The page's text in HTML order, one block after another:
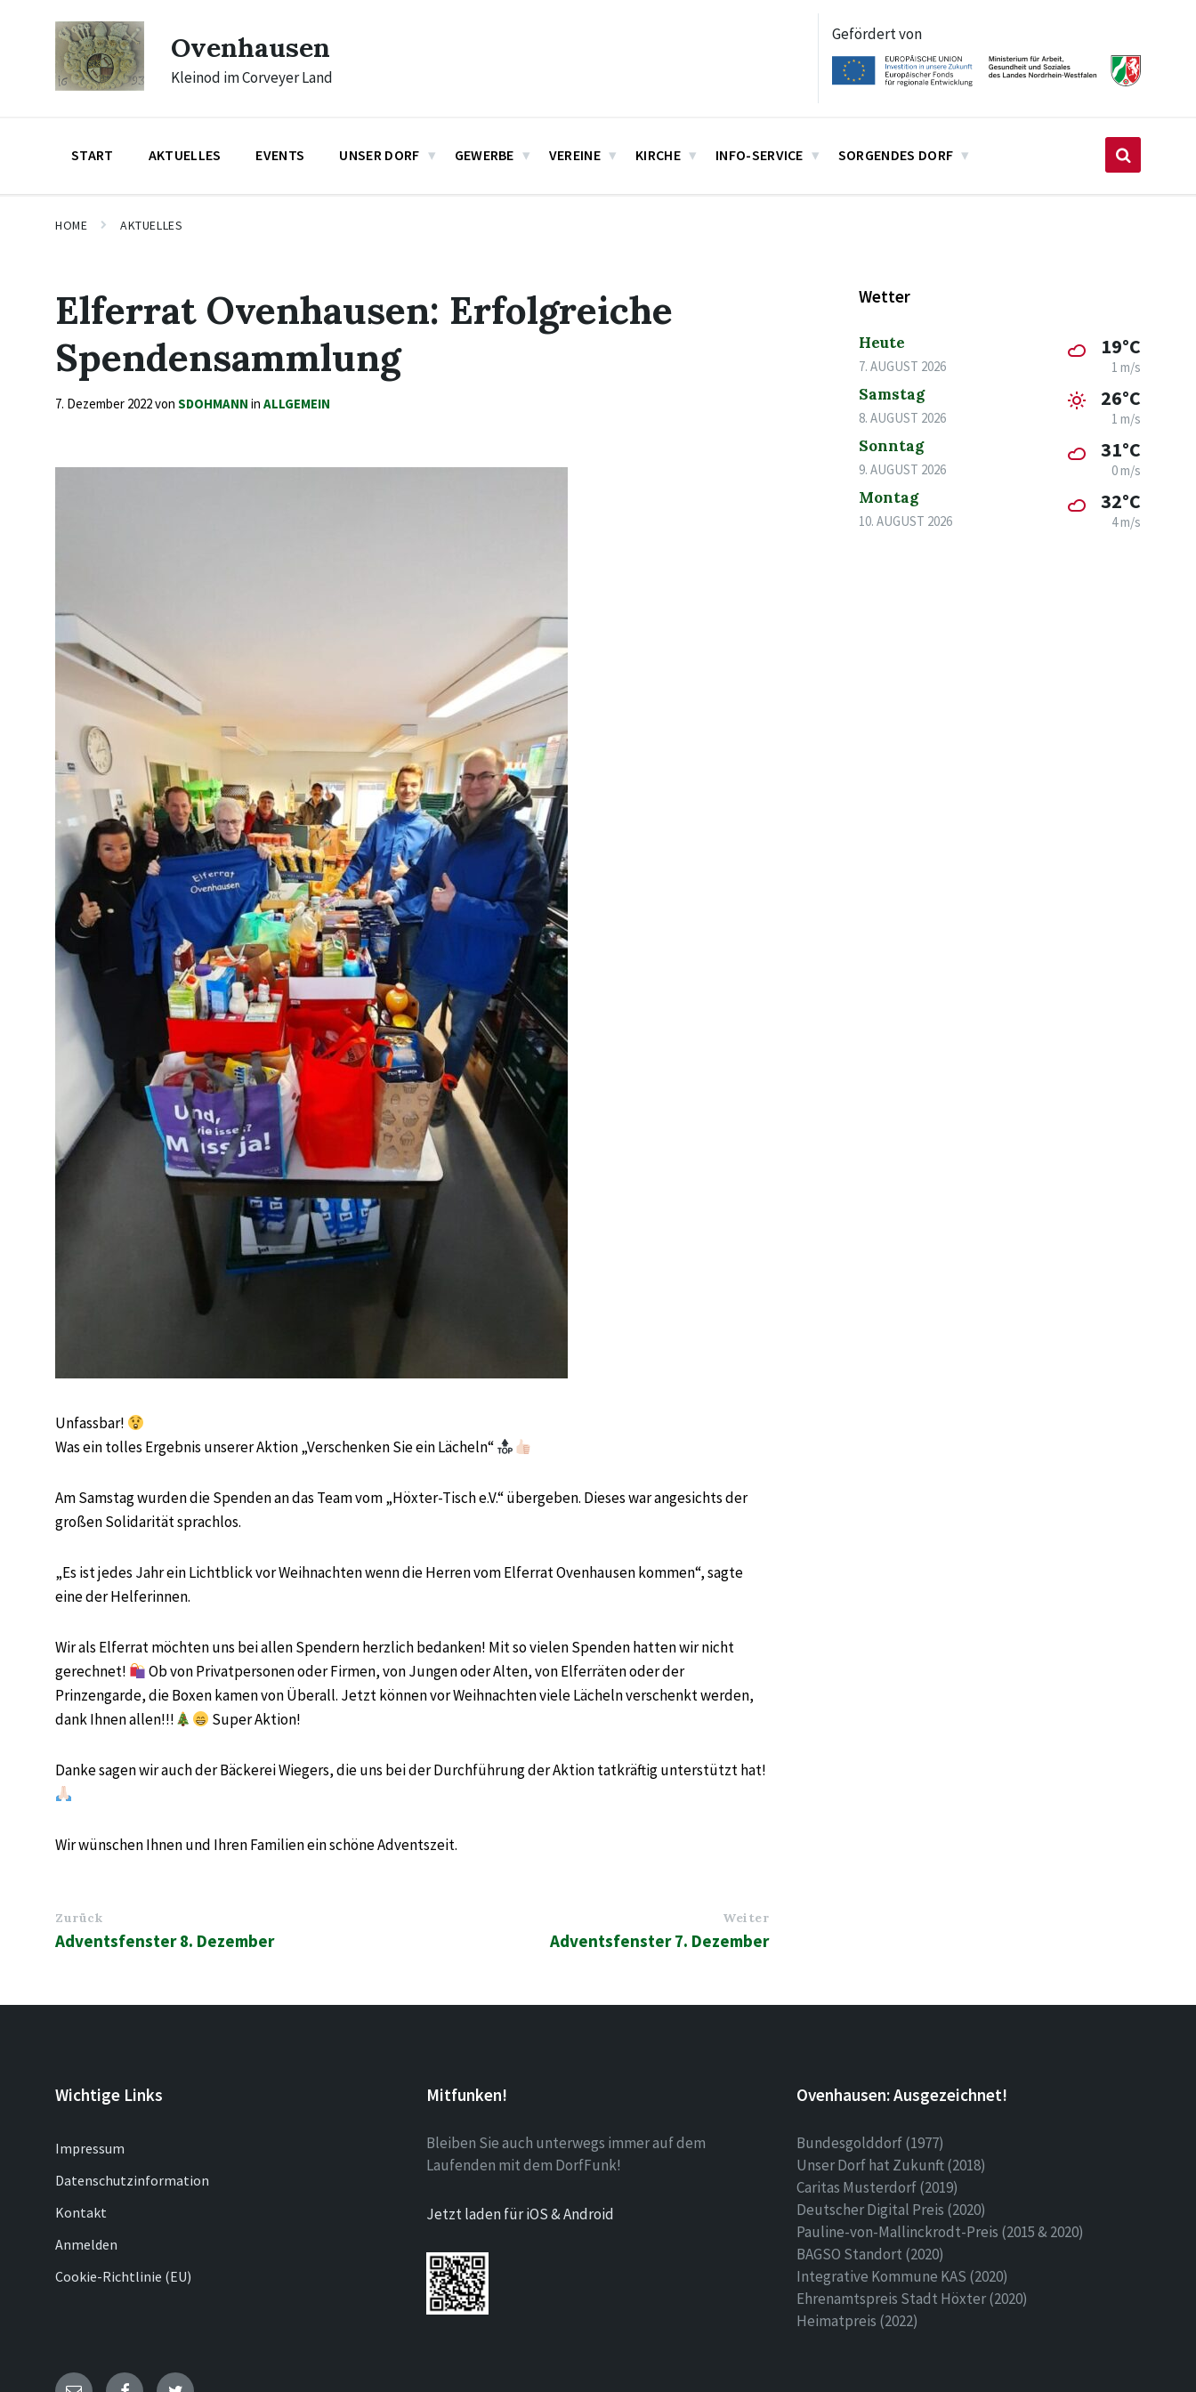
navigation
Ovenhausen
Kleinod im Corveyer Land
Gefördert von
START AKTUELLES EVENTS UNSER DORF GEWERBE VEREINE KIRCHE INFO-SERVICE SORGENDES DORF
HOME AKTUELLES
Elferrat Ovenhausen: Erfolgreiche
Spendensammlung
7. Dezember 2022von SDOHMANN in ALLGEMEIN
Unfassbar!
Was ein tolles Ergebnis unserer Aktion „Verschenken Sie ein Lächeln“
Am Samstag wurden die Spenden an das Team vom „Höxter-Tisch e.V.“ übergeben. Dieses war angesichts der
großen Solidarität sprachlos.
„Es ist jedes Jahr ein Lichtblick vor Weihnachten wenn die Herren vom Elferrat Ovenhausen kommen“, sagte
eine der Helferinnen.
Wir als Elferrat möchten uns bei allen Spendern herzlich bedanken! Mit so vielen Spenden hatten wir nicht
gerechnet!
Ob von Privatpersonen oder Firmen, von Jungen oder Alten, von Elferräten oder der
Prinzengarde, die Boxen kamen von Überall. Jetzt können vor Weihnachten viele Lächeln verschenkt werden,
dank Ihnen allen!!!
Super Aktion!
Danke sagen wir auch der Bäckerei Wiegers, die uns bei der Durchführung der Aktion tatkräftig unterstützt hat!
Wir wünschen Ihnen und Ihren Familien ein schöne Adventszeit.
Zurück
Adventsfenster 8. Dezember
Weiter
Adventsfenster 7. Dezember
Wetter
Heute
7. AUGUST 2026
19°C
1 m/s
Samstag
8. AUGUST 2026
26°C
1 m/s
Sonntag
9. AUGUST 2026
31°C
0 m/s
Montag
10. AUGUST 2026
32°C
4 m/s
Wichtige Links
Impressum
Datenschutzinformation
Kontakt
Anmelden
Cookie-Richtlinie (EU)
Mitfunken!
Bleiben Sie auch unterwegs immer auf dem
Laufenden mit dem DorfFunk!
Jetzt laden für iOS & Android
Ovenhausen: Ausgezeichnet!
Bundesgolddorf (1977)
Unser Dorf hat Zukunft (2018)
Caritas Musterdorf (2019)
Deutscher Digital Preis (2020)
Pauline-von-Mallinckrodt-Preis (2015 & 2020)
BAGSO Standort (2020)
Integrative Kommune KAS (2020)
Ehrenamtspreis Stadt Höxter (2020)
Heimatpreis (2022)